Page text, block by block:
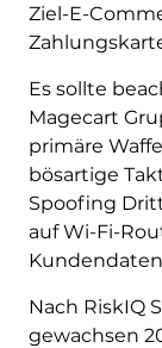
Ziel-E-
Es sollte
Magecart
primäre
bösartige
Spoofing
auf Wi-Fi-
Nach RiskIQ
gewachsen